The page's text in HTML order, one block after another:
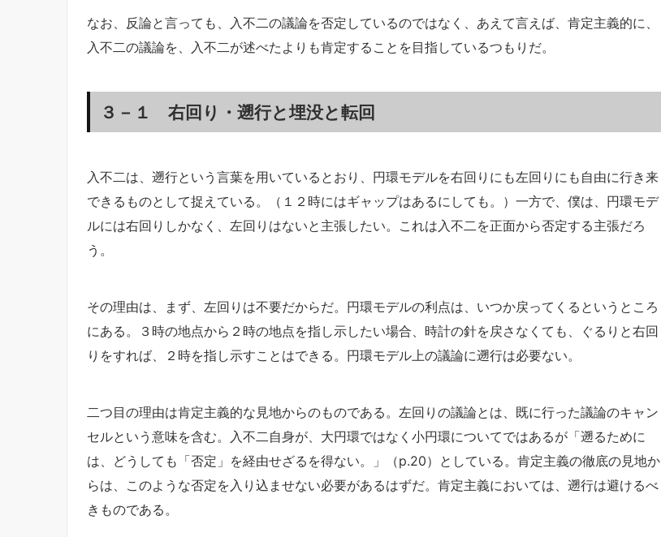
なお、反論と言っても、入不二の議論を否定しているのではなく、あえて言えば、肯定主義的に、
入不二の議論を、入不二が述べたよりも肯定することを目指しているつもりだ。
３－１ 右回り・遡行と埋没と転回
入不二は、遡行という言葉を用いているとおり、円環モデルを右回りにも左回りにも自由に行き来
できるものとして捉えている。（１２時にはギャップはあるにしても。）一方で、僕は、円環モデ
ルには右回りしかなく、左回りはないと主張したい。これは入不二を正面から否定する主張だろ
う。
その理由は、まず、左回りは不要だからだ。円環モデルの利点は、いつか戻ってくるというところ
にある。３時の地点から２時の地点を指し示したい場合、時計の針を戻さなくても、ぐるりと右回
りをすれば、２時を指し示すことはできる。円環モデル上の議論に遡行は必要ない。
二つ目の理由は肯定主義的な見地からのものである。左回りの議論とは、既に行った議論のキャン
セルという意味を含む。入不二自身が、大円環ではなく小円環についてではあるが「遡るために
は、どうしても「否定」を経由せざるを得ない。」（p.20）としている。肯定主義の徹底の見地か
らは、このような否定を入り込ませない必要があるはずだ。肯定主義においては、遡行は避けるべ
きものである。